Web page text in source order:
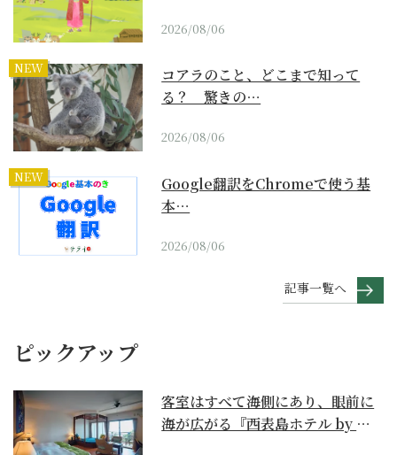
2026/08/06
NEW
コアラのこと、どこまで知って
る？ 驚きの…
2026/08/06
NEW
Google翻訳をChromeで使う基
本…
2026/08/06
記事一覧へ
ピックアップ
客室はすべて海側にあり、眼前に
海が広がる『西表島ホテル by 星